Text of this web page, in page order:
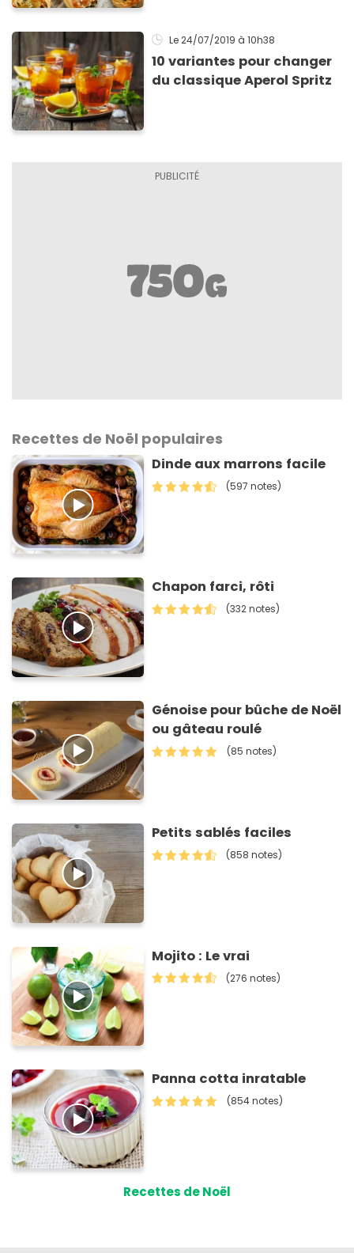
Le 24/07/2019 à 10h38
10 variantes pour changer
du classique Aperol Spritz
Recettes de Noël populaires
Dinde aux marrons facile
(597 notes)
Chapon farci, rôti
(332 notes)
Génoise pour bûche de Noël
ou gâteau roulé
(85 notes)
Petits sablés faciles
(858 notes)
Mojito : Le vrai
(276 notes)
Panna cotta inratable
(854 notes)
Recettes de Noël